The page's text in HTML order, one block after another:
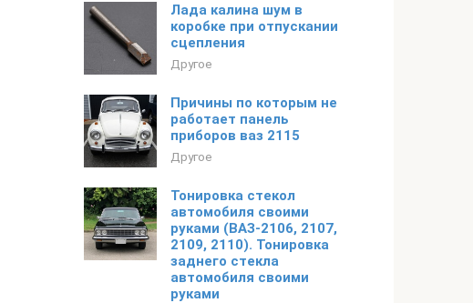
Лада калина шум в
коробке при отпускании
сцепления
Другое
Причины по которым не
работает панель
приборов ваз 2115
Другое
Тонировка стекол
автомобиля своими
руками (ВАЗ-2106, 2107,
2109, 2110). Тонировка
заднего стекла
автомобиля своими
руками